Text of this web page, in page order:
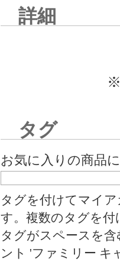
詳細
※
タグ
お気に入りの商品
タグを付けてマイ
す。複数のタグを
タグがスペースを
ント 'ファミリー キ